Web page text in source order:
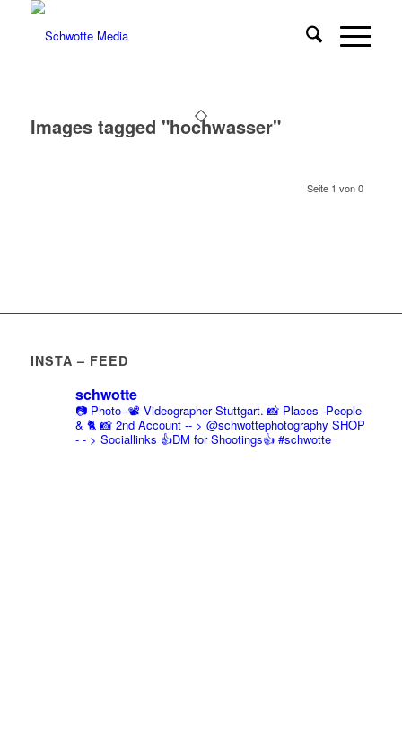
Images tagged "hochwasser"
Seite 1 von 0
INSTA – FEED
schwotte
📷 Photo--📽️ Videographer Stuttgart. 📸 Places -People
& 🐈 📸 2nd Account-- > @schwottephotography SHOP
- - > Sociallinks 👍DM for Shootings👍#schwotte